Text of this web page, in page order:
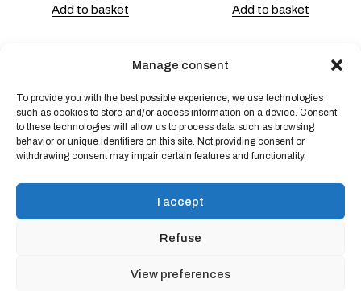
Manage consent
To provide you with the best possible experience, we use technologies
such as cookies to store and/or access information on a device. Consent
to these technologies will allow us to process data such as browsing
behavior or unique identifiers on this site. Not providing consent or
withdrawing consent may impair certain features and functionality.
I accept
Refuse
View preferences
Add to basket
Add to basket
Powered byBlock Shop.
shop
contact
Online store regulations